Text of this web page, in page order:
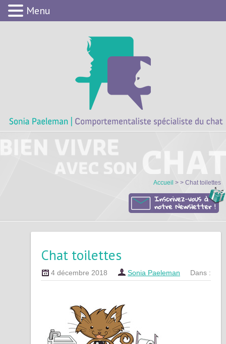
Accueil > > Chat toilettes
Chat toilettes
4 décembre 2018 Sonia Paeleman Dans :
Menu